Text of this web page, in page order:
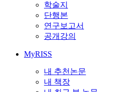
학술지
단행본
연구보고서
공개강의
MyRISS
내 추천논문
내 책장